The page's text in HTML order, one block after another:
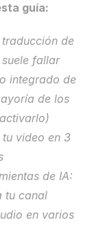
guía:
de
fallar
integrado de
de los
video en 3
de IA:
tu canal
en varios